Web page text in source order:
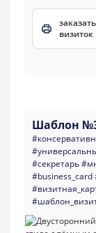
визиток
Шаблон
#секретарь
#business_card